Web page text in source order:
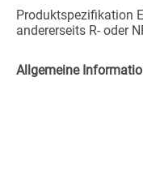
Produktspezifikation
andererseits R- oder
Allgemeine